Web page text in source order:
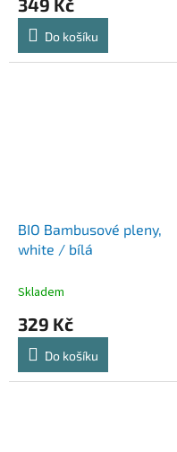
349 Kč
Do košíku
BIO Bambusové pleny,
white / bílá
Skladem
329 Kč
Do košíku